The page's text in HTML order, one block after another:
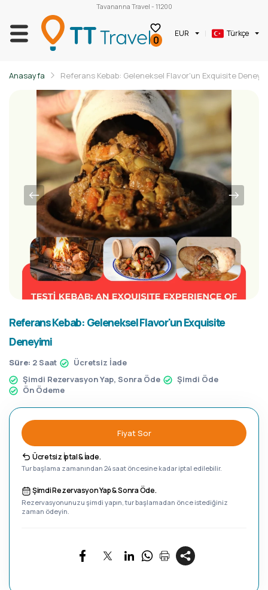
Tavananna Travel - 11200
0 EUR Türkçe
Anasayfa Referans Kebab: Geleneksel Flavor'un Exquisite
Referans Kebab: Geleneksel Flavor'un Exquisite
Deneyimi
Süre: 2 Saat
Ücretsiz İade
Şimdi Rezervasyon Yap, Sonra Öde
Şimdi Öde
Ön Ödeme
Fiyat Sor
Ücretsiz İptal & İade.
Tur başlama zamanından 24 saat öncesine kadar iptal edilebilir.
Şimdi Rezervasyon Yap & Sonra Öde.
Rezervasyonunuzu şimdi yapın, tur başlamadan önce istediğiniz
zaman ödeyin.